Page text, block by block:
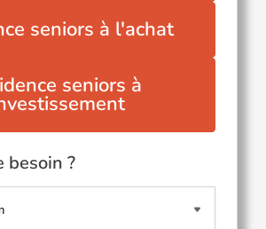
seniors à l'achat
seniors à
besoin ?